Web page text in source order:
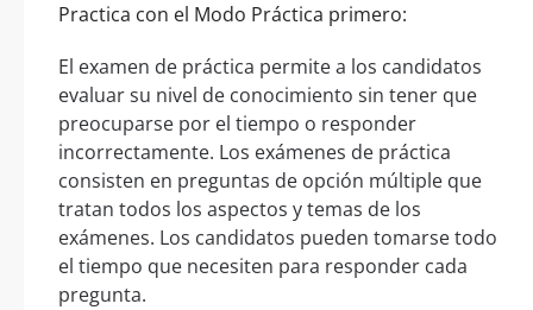
Practica con el Modo Práctica primero:
El examen de práctica permite a los candidatos
evaluar su nivel de conocimiento sin tener que
preocuparse por el tiempo o responder
incorrectamente. Los exámenes de práctica
consisten en preguntas de opción múltiple que
tratan todos los aspectos y temas de los
exámenes. Los candidatos pueden tomarse todo
el tiempo que necesiten para responder cada
pregunta.